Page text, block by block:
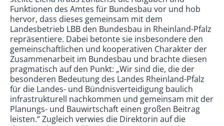
Funktionen des Amtes für Bundesbau vor und hob
hervor, dass dieses gemeinsam mit dem
Landesbetrieb LBB den Bundesbau in Rheinland-Pfalz
repräsentiere. Dabei betonte sie insbesondere den
gemeinschaftlichen und kooperativen Charakter der
Zusammenarbeit im Bundesbau und brachte diesen
pragmatisch auf den Punkt: „Wir sind die, die der
besonderen Bedeutung des Landes Rheinland-Pfalz
für die Landes- und Bündnisverteidigung baulich
infrastrukturell nachkommen und gemeinsam mit der
Planungs- und Bauwirtschaft einen großen Beitrag
leisten.“ Zugleich verwies die Direktorin auf die